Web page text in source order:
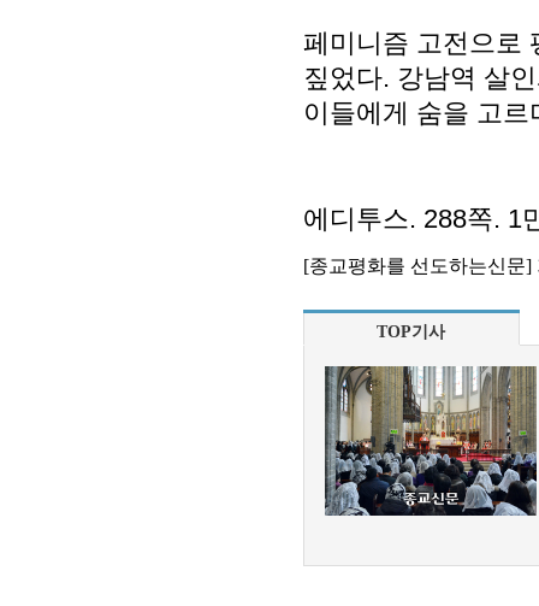
페미니즘 고전으로
짚었다. 강남역 살
이들에게 숨을 고
에디투스. 288쪽. 1
[종교평화를 선도하는신문
TOP기사